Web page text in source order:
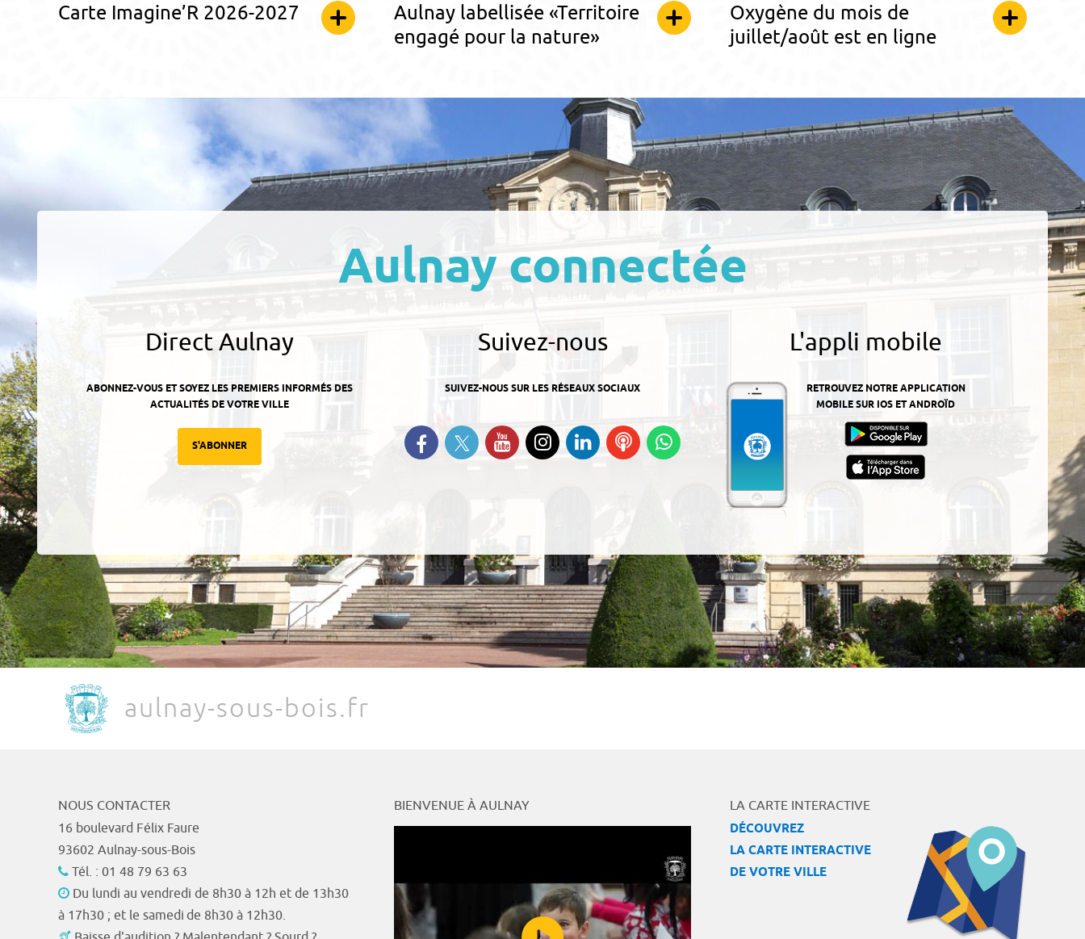
Carte Imagine’R 2026-2027
Aulnay labellisée «Territoire
engagé pour la nature»
Oxygène du mois de
juillet/août est en ligne
Aulnay connectée
Direct Aulnay
ABONNEZ-VOUS ET SOYEZ LES PREMIERS INFORMÉS DES
ACTUALITÉS DE VOTRE VILLE
S'ABONNER
Suivez-nous
SUIVEZ-NOUS SUR LES RÉSEAUX SOCIAUX
Retrouvez-nous sur Facebook
Suivez-nous sur Twitter
Suivez-nous sur YouTube
Suivez-nous sur
Instagram
Retrouvez-nous
sur Linkedin
Ecoutez
nos
L'appli mobile
RETROUVEZ NOTRE APPLICATION
MOBILE SUR IOS ET ANDROÏD
aulnay-sous-bois.fr
NOUS CONTACTER
16 boulevard Félix Faure
93602 Aulnay-sous-Bois
Tél. : 01 48 79 63 63
Du lundi au vendredi de 8h30 à 12h et de 13h30
à 17h30 ; et le samedi de 8h30 à 12h30.
BIENVENUE À AULNAY
LA CARTE INTERACTIVE
DÉCOUVREZ
LA CARTE INTERACTIVE
DE VOTRE VILLE